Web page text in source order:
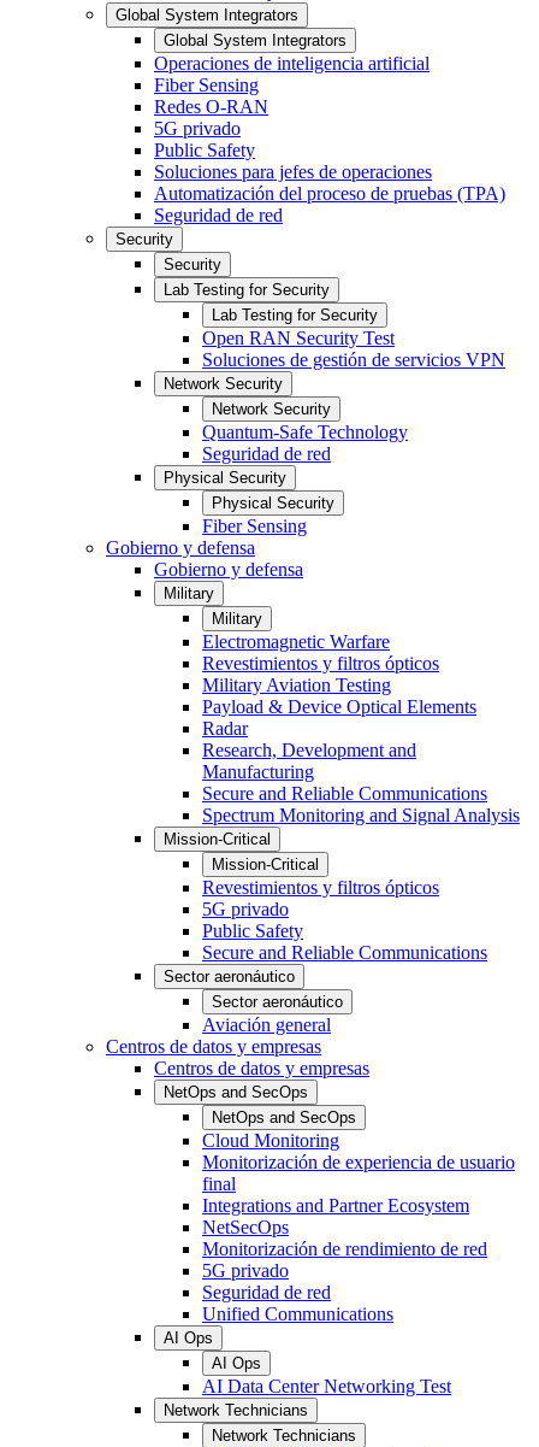
Global System Integrators
Global System Integrators
Operaciones de inteligencia artificial
Fiber Sensing
Redes O-RAN
5G privado
Public Safety
Soluciones para jefes de operaciones
Automatización del proceso de pruebas (TPA)
Seguridad de red
Security
Security
Lab Testing for Security
Lab Testing for Security
Open RAN Security Test
Soluciones de gestión de servicios VPN
Network Security
Network Security
Quantum-Safe Technology
Seguridad de red
Physical Security
Physical Security
Fiber Sensing
Gobierno y defensa
Gobierno y defensa
Military
Military
Electromagnetic Warfare
Revestimientos y filtros ópticos
Military Aviation Testing
Payload & Device Optical Elements
Radar
Research, Development and
Manufacturing
Secure and Reliable Communications
Spectrum Monitoring and Signal Analysis
Mission-Critical
Mission-Critical
Revestimientos y filtros ópticos
5G privado
Public Safety
Secure and Reliable Communications
Sector aeronáutico
Sector aeronáutico
Aviación general
Centros de datos y empresas
Centros de datos y empresas
NetOps and SecOps
NetOps and SecOps
Cloud Monitoring
Monitorización de experiencia de usuario
final
Integrations and Partner Ecosystem
NetSecOps
Monitorización de rendimiento de red
5G privado
Seguridad de red
Unified Communications
AI Ops
AI Ops
AI Data Center Networking Test
Network Technicians
Network Technicians